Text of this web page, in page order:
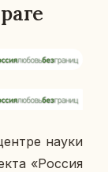
науки
«Россия